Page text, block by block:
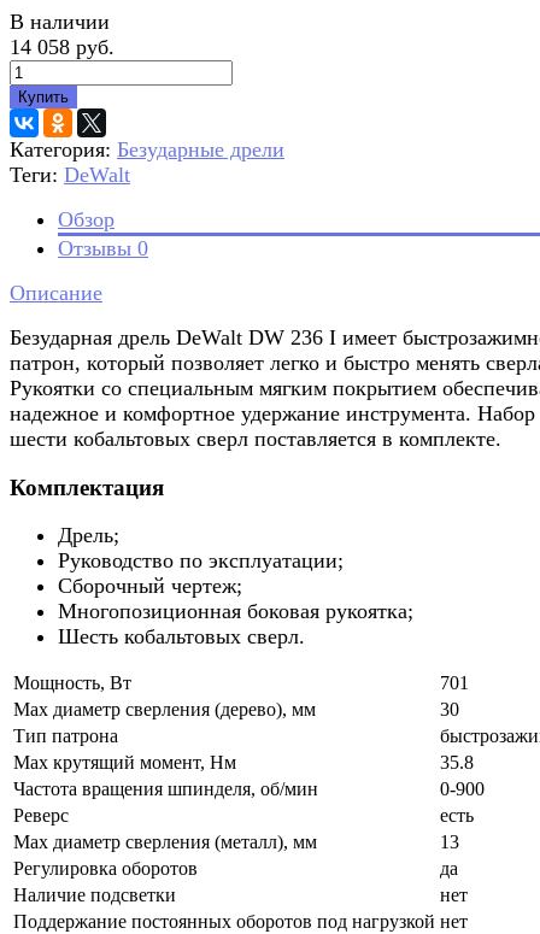
В наличии
14 058 руб.
Купить
Категория: Безударные дрели
Теги: DeWalt
Обзор
Отзывы 0
Описание
Безударная дрель DeWalt DW 236 I имеет
патрон, который позволяет легко и быстро менять
Рукоятки со специальным мягким покрытием
надежное и комфортное удержание инструмента. Набор
шести кобальтовых сверл поставляется в комплекте.
Комплектация
Дрель;
Руководство по эксплуатации;
Сборочный чертеж;
Многопозиционная боковая рукоятка;
Шесть кобальтовых сверл.
Мощность, Вт
701
Мах диаметр сверления (дерево), мм
30
Тип патрона
Max крутящий момент, Нм
35.8
Частота вращения шпинделя, об/мин
0-900
Реверс
есть
Max диаметр сверления (металл), мм
13
Регулировка оборотов
да
Наличие подсветки
нет
Поддержание постоянных оборотов под нагрузкой нет